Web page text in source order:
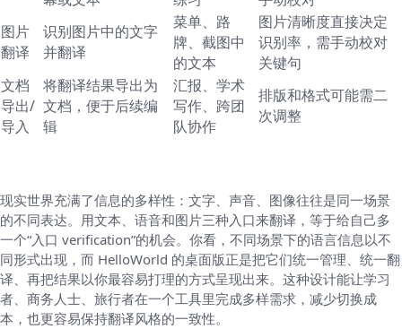
图片
翻译
识别图片中的文字
并翻译
菜单、路
牌、截图中
的文本
图片清晰度直接决定
识别率，需手动校对
关键句
文档
导出/
导入
将翻译结果导出为
文档，便于后续编
辑
汇报、学术
写作、跨团
队协作
排版和格式可能需二
次调整
现实世界充满了信息的多样性：文字、声音、图像往往是同一场景
的不同表达。用文本、语音和图片三种入口来翻译，等于给自己多
一个“入口 verification”的机会。你看，不同场景下的语言信息以不
同形式出现，而 HelloWorld 的桌面版正是把它们统一管理、统一翻
译、再把结果以你最容易打理的方式呈现出来。这种设计能让学习
者、商务人士、旅行者在一个工具里完成多样需求，减少切换成
本，也更容易保持翻译风格的一致性。